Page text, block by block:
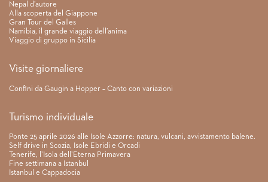
Nepal d’autore
Alla scoperta del Giappone
Gran Tour del Galles
Namibia, il grande viaggio dell’anima
Viaggio di gruppo in Sicilia
Visite giornaliere
Confini da Gaugin a Hopper – Canto con variazioni
Turismo individuale
Ponte 25 aprile 2026 alle Isole Azzorre: natura, vulcani, avvistamento balene.
Self drive in Scozia, Isole Ebridi e Orcadi
Tenerife, l’Isola dell’Eterna Primavera
Fine settimana a Istanbul
Istanbul e Cappadocia